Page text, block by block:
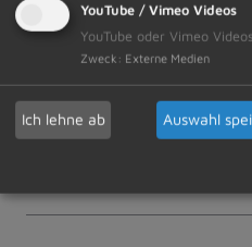
Zur Übersicht
YouTube / Vimeo Videos
YouTube oder Vimeo
Zweck : Externe Medien
Ich lehne ab Auswahl